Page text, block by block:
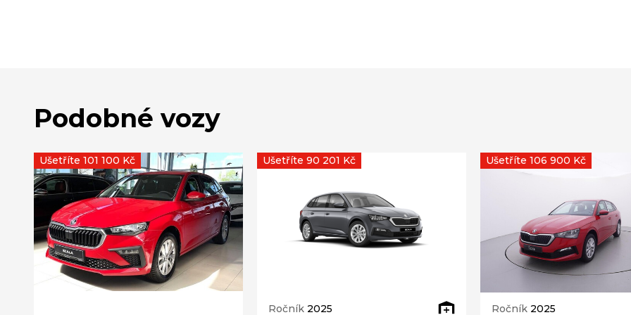
Podobné vozy
Ušetříte 101 100 Kč
Ročník 2025
Ušetříte 90 201 Kč
Ročník 2025
Ušetříte 106 900 Kč